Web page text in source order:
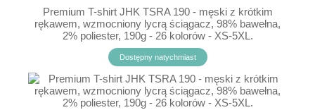
Premium T-shirt JHK TSRA 190 - męski z krótkim
rękawem, wzmocniony lycrą ściągacz, 98% bawełna,
2% poliester, 190g - 26 kolorów - XS-5XL.
Dostępny natychmiast